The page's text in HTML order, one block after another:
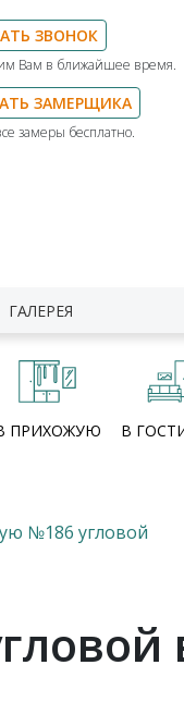
ЗВОНОК
Вам в ближайшее время.
ЗАМЕРЩИКА
замеры бесплатно.
ГАЛЕРЕЯ
ПРИХОЖУЮ В
№186 угловой